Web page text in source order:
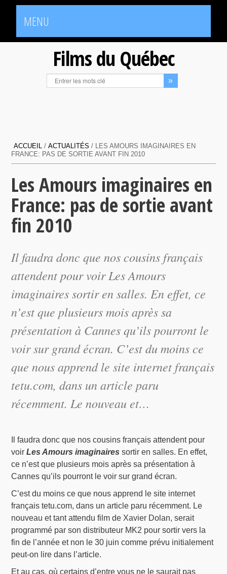
MENU
Films du Québec
ACCUEIL /ACTUALITÉS / LES AMOURS IMAGINAIRES EN
FRANCE: PAS DE SORTIE AVANT FIN 2010
Les Amours imaginaires en
France: pas de sortie avant
fin 2010
Il faudra donc que nos cousins français
attendent pour voir Les Amours
imaginaires sortir en salles. En effet, ce
n’est que plusieurs mois après sa
présentation à Cannes qu’ils pourront le
voir sur grand écran. C’est du moins ce
que nous apprend le site internet français
tetu.com, dans un article paru
récemment. Le nouveau et…
Il faudra donc que nos cousins français attendent pour
voirLes Amours imaginaires sortir en salles. En effet,
ce n’est que plusieurs mois après sa présentation à
Cannes qu’ils pourront le voir sur grand écran.
C’est du moins ce que nous apprend le site internet
français tetu.com, dans un article paru récemment. Le
nouveau et tant attendu film de Xavier Dolan, serait
programmé par son distributeur MK2 pour sortir vers la
fin de l’année et non le 30 juin comme prévu initialement
peut-on lire dans l’article.
Et au cas, où certains d’entre vous ne le saurait pas